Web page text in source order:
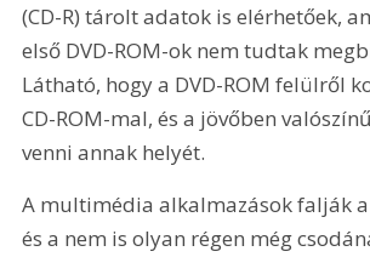
(CD-R) tárolt adatok is elérhetőek,
első DVD-ROM-ok nem tudtak
Látható, hogy a DVD-ROM felülről
CD-ROM-mal, és a jövőben
venni annak helyét.
A multimédia alkalmazások falják
és a nem is olyan régen még